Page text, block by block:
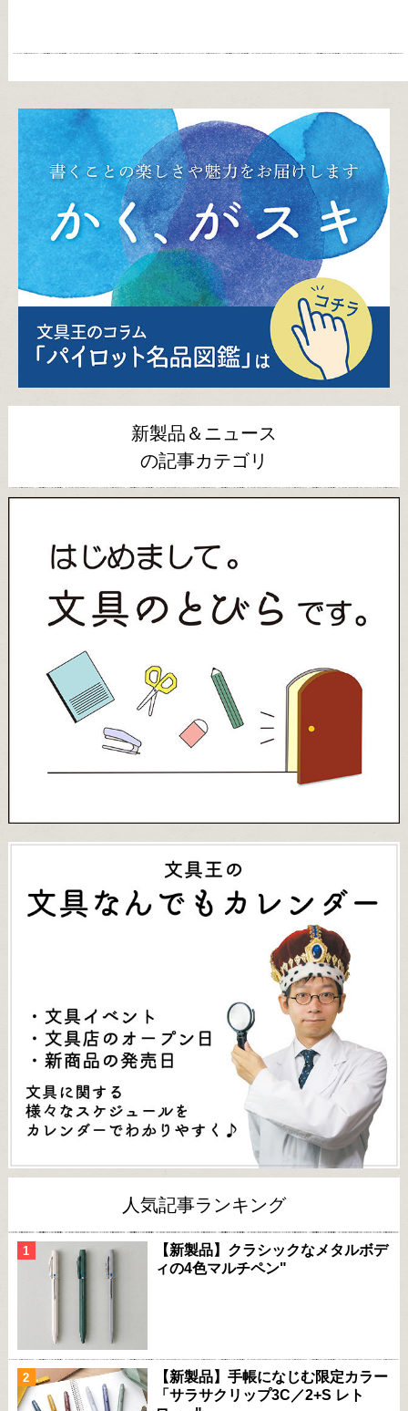
新製品＆ニュース
の記事カテゴリ
人気記事ランキング
【新製品】クラシックなメタルボデ
ィの4色マルチペン"
【新製品】手帳になじむ限定カラー
「サラサクリップ3C／2+S レト